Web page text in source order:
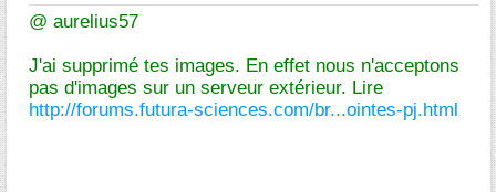
@ aurelius57
J'ai supprimé tes images. En effet nous n'acceptons
pas d'images sur un serveur extérieur. Lire
http://forums.futura-sciences.com/br...ointes-pj.html